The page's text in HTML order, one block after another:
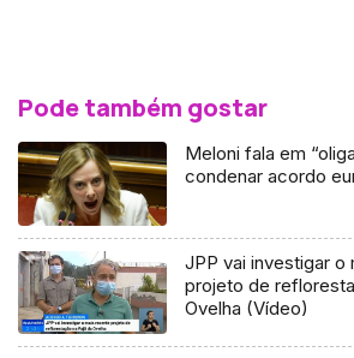
Pode também gostar
Meloni fala em
condenar acordo
JPP vai investigar o
projeto de
Ovelha (Vídeo)